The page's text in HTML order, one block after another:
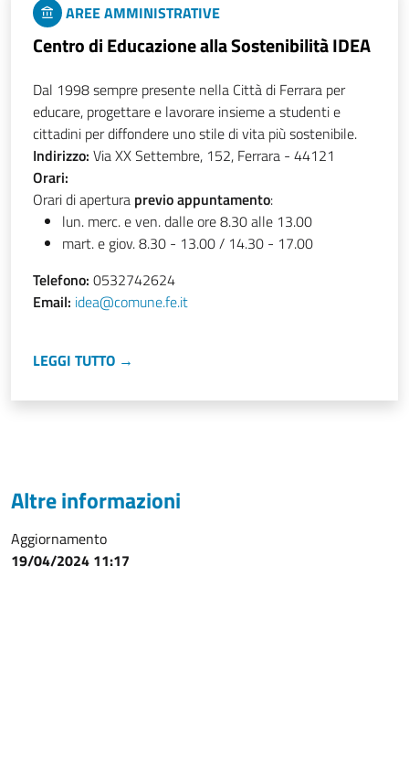
AREE AMMINISTRATIVE
Centro di Educazione alla Sostenibilità IDEA
Dal 1998 sempre presente nella Città di Ferrara per
educare, progettare e lavorare insieme a studenti e
cittadini per diffondere uno stile di vita più sostenibile.
Indirizzo: Via XX Settembre, 152, Ferrara - 44121
Orari:
Orari di apertura previo appuntamento:
lun. merc. e ven. dalle ore 8.30 alle 13.00
mart. e giov. 8.30 - 13.00 / 14.30 - 17.00
Telefono: 0532742624
Email: idea@comune.fe.it
LEGGI TUTTO →
Altre informazioni
Aggiornamento
19/04/2024 11:17